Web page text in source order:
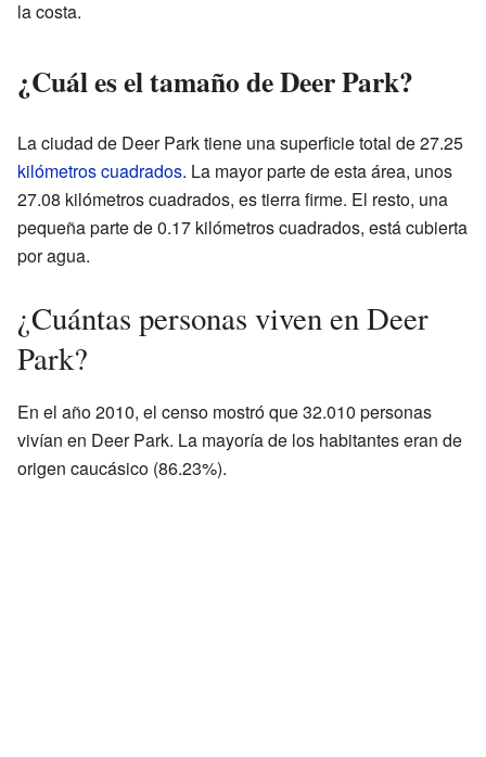
la costa.
¿Cuál es el tamaño de Deer Park?
La ciudad de Deer Park tiene una superficie total de 27.25
kilómetros cuadrados. La mayor parte de esta área, unos
27.08 kilómetros cuadrados, es tierra firme. El resto, una
pequeña parte de 0.17 kilómetros cuadrados, está cubierta
por agua.
¿Cuántas personas viven en Deer
Park?
En el año 2010, el censo mostró que 32.010 personas
vivían en Deer Park. La mayoría de los habitantes eran de
origen caucásico (86.23%).